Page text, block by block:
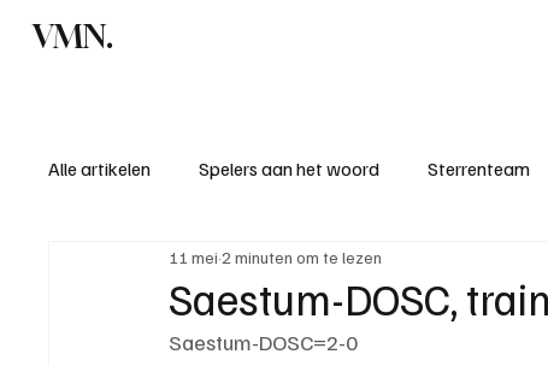
VMN.
Alle artikelen Spelers aan het woord Sterrenteam
Standen & uitslagen KM - Meest sportieve ploeg
Saestum-DOSC,
11 mei 2 minuten om te lezen
Saestum-DOSC=2-0